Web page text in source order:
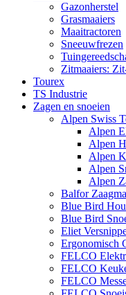
Gazonherstel
Grasmaaiers
Maaitractoren
Sneeuwfrezen
Zitmaaiers:
Tourex
TS Industrie
Zagen en snoeien
Alpen Swiss
Alpen
Alpen
Alpen
Alpen
Alpen
Balfor
Blue Bird
Blue Bird
Eliet
Ergonomisch
FELCO
FELCO
FELCO